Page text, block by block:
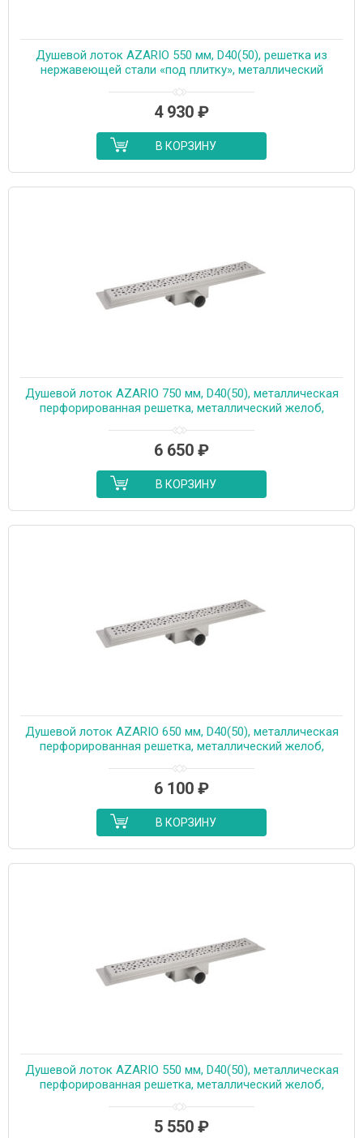
Душевой лоток AZARIO 550 мм, D40(50), решетка из
нержавеющей стали «под плитку», металлический
(AZT3TILE550)
4 930 ₽
В КОРЗИНУ
Душевой лоток AZARIO 750 мм, D40(50), металлическая
перфорированная решетка, металлический желоб,
6 650 ₽
В КОРЗИНУ
Душевой лоток AZARIO 650 мм, D40(50), металлическая
перфорированная решетка, металлический желоб,
6 100 ₽
В КОРЗИНУ
Душевой лоток AZARIO 550 мм, D40(50), металлическая
перфорированная решетка, металлический желоб,
5 550 ₽